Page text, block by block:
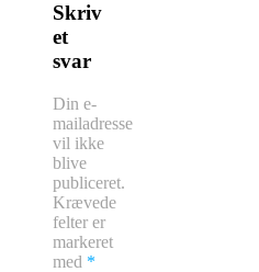
Skriv
et
svar
Din e-
mailadresse
vil ikke
blive
publiceret.
Krævede
felter er
markeret
med *